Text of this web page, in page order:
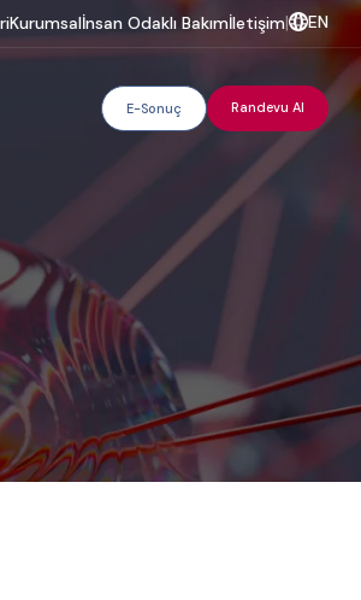
Kurumsalİnsan Odaklı Bakımİletişim| EN
E-Sonuç Randevu Al